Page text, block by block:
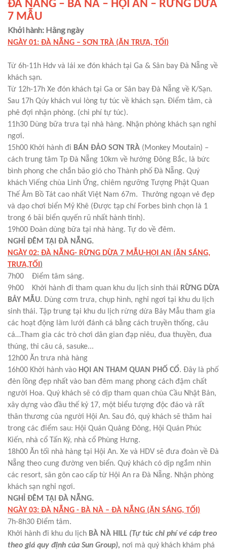
ĐÀ NẴNG – BÀ NÀ – HỘI AN – RỪNG DỪA
7 MẪU
Khởi hành: Hằng ngày
NGÀY 01: ĐÀ NẴNG – SƠN TRÀ (ĂN TRƯA, TỐI )
Từ 6h-11h Hdv và lái xe đón khách tại Ga & Sân bay Đà Nẵng về
khách sạn.
Từ 12h-17h Xe đón khách tại Ga or Sân bay Đà Nẵng về K/Sạn.
Sau 17h Qúy khách vui lòng tự túc về khách sạn. Điểm tâm, cà
phê đợi nhận phòng. (chi phí tự túc).
11h30 Dùng bữa trưa tại nhà hàng. Nhận phòng khách sạn nghỉ
ngơi.
15h00 Khởi hành đi BÁN ĐẢO SƠN TRÀ (Monkey Moutain) –
cách trung tâm Tp Đà Nẵng 10km về hướng Đông Bắc, là bức
bình phong che chắn bão gió cho Thành phố Đà Nẵng. Quý
khách Viếng chùa Linh Ứng, chiêm ngưỡng Tượng Phật Quan
Thế Âm Bồ Tát cao nhất Việt Nam 67m. Thưởng ngoạn vẻ đẹp
và dạo chơi biển Mỹ Khê (Được tạp chí Forbes bình chọn là 1
trong 6 bãi biển quyến rũ nhất hành tinh).
19h00 Đoàn dùng bữa tại nhà hàng. Tự do về đêm.
NGHỈ ĐÊM TẠI ĐÀ NẴNG.
NGÀY 02: ĐÀ NẴNG- RỪNG DỪA 7 MẪU-HỘI AN (ĂN SÁNG,
TRƯA,TỐI )
7h00 Điểm tâm sáng.
9h00 Khởi hành đi tham quan khu du lịch sinh thái RỪNG DỪA
BẢY MẪU. Dùng cơm trưa, chụp hình, nghỉ ngơi tại khu du lịch
sinh thái. Tập trung tại khu du lịch rừng dừa Bảy Mẫu tham gia
các hoạt động làm lưới đánh cá bằng cách truyền thống, câu
cá…Tham gia các trò chơi dân gian đạp niêu, đua thuyền, đua
thúng, thi câu cá, sasuke...
12h00 Ăn trưa nhà hàng
16h00 Khởi hành vào HỘI AN THAM QUAN PHỐ CỔ. Đây là phố
đèn lồng đẹp nhất vào ban đêm mang phong cách đậm chất
người Hoa. Quý khách sẽ có dịp tham quan chùa Cầu Nhật Bản,
xây dựng vào đầu thế kỷ 17, một biểu tượng độc đáo và rất
thân thương của người Hội An. Sau đó, quý khách sẽ thăm hai
trong các điểm sau: Hội Quán Quảng Đông, Hội Quán Phúc
Kiến, nhà cổ Tấn Ký, nhà cổ Phùng Hưng.
18h00 Ăn tối nhà hàng tại Hội An. Xe và HDV sẽ đưa đoàn về Đà
Nẵng theo cung đường ven biển. Quý khách có dịp ngắm nhìn
các resort, sân gôn cao cấp từ Hội An ra Đà Nẵng. Nhận phòng
khách sạn nghỉ ngơi.
NGHỈ ĐÊM TẠI ĐÀ NẴNG.
NGÀY 03: ĐÀ NẴNG - BÀ NÀ – ĐÀ NẴNG (ĂN SÁNG, TỐI)
7h-8h30 Điểm tâm.
Khởi hành đi khu du lịch BÀ NÀ HILL (Tự túc chi phí vé cáp treo
theo giá quy định của Sun Group), nơi mà quý khách khám phá